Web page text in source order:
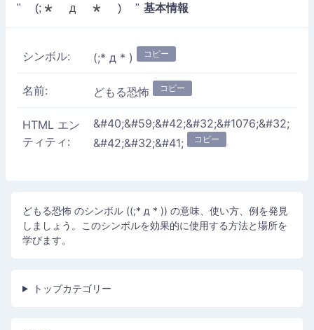
" (;* д * ) " 基本情報
シンボル: (;* д * ) コピー
名前: どもる恐怖 コピー
HTML エン
ティティ:
&#40;&#59;&#42;&#32;&#1076;&#32;
&#42;&#32;&#41;
コピー
どもる恐怖 のシンボル ((;* д * )) の意味、使い方、例を発見
しましょう。このシンボルを効果的に使用する方法と場所を
学びます。
トップカテゴリー